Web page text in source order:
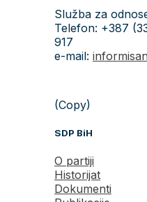
Služba za
Telefon: +387
917
e-mail:
(Copy)
SDP BiH
O partiji
Historijat
Dokumenti